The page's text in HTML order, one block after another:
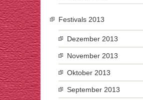
Festivals 2013
Dezember 2013
November 2013
Oktober 2013
September 2013